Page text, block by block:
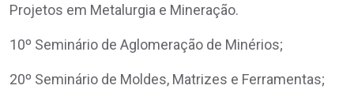
Projetos em Metalurgia e Mineração.
10º Seminário de Aglomeração de Minérios;
20º Seminário de Moldes, Matrizes e Ferramentas;